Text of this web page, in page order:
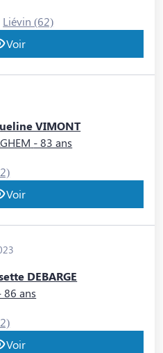
Liévin (62)
Voir
VIMONT
- 83 ans
Voir
DEBARGE
86 ans
Voir